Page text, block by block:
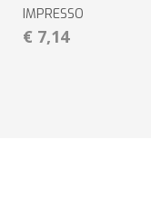
IMPRESSO
€ 7,14